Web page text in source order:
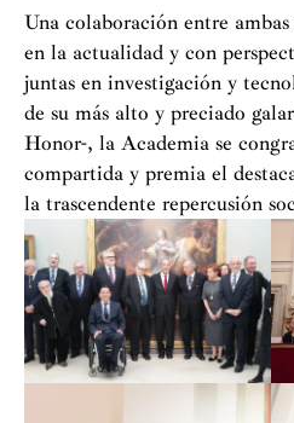
Así, fueron sus directores los
de Madrazo, Juan Antonio
Antonio Gisbert, Vicente
Luis Álvarez Catalá,
la misma coincidencia (antes o
los historiadores Diego
Javier Sánchez Cantón, José
Federico Sopeña, Alfonso
Calvo Serraller, Jose María
Falomir, como académico
El largo proceso de
actual, ha sido posible gracias
hitos tan importantes como
Una colaboración entre
en la actualidad y con
juntas en investigación y
de su más alto y preciado
Honor-, la Academia se
compartida y premia el
la trascendente repercusión